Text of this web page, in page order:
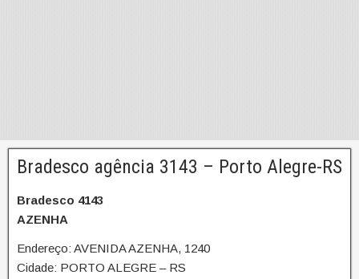
Bradesco agência 3143 – Porto Alegre-RS
Bradesco 4143
AZENHA
Endereço: AVENIDA AZENHA, 1240
Cidade: PORTO ALEGRE – RS